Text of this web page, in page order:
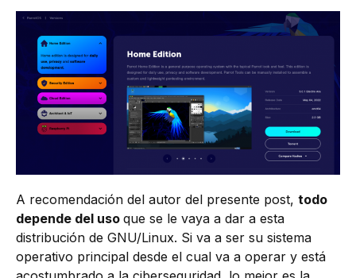
A recomendación del autor del presente post, todo
depende del uso que se le vaya a dar a esta
distribución de GNU/Linux. Si va a ser su sistema
operativo principal desde el cual va a operar y está